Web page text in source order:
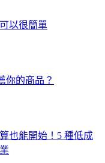
以很簡單
你的商品？
也能開始！5 種低成